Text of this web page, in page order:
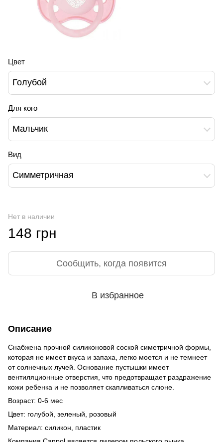
Цвет
Голубой
Для кого
Мальчик
Вид
Симметричная
Нет в наличии
148 грн
Сообщить, когда появится
В избранное
Описание
Снабжена прочной силиконовой соской симетричной формы,
которая не имеет вкуса и запаха, легко моется и не темнеет
от солнечных лучей. Основание пустышки имеет
вентиляционные отверстия, что предотвращает раздражение
кожи ребенка и не позволяет скапливаться слюне.
Возраст: 0-6 мес
Цвет: голубой, зеленый, розовый
Материал: силикон, пластик